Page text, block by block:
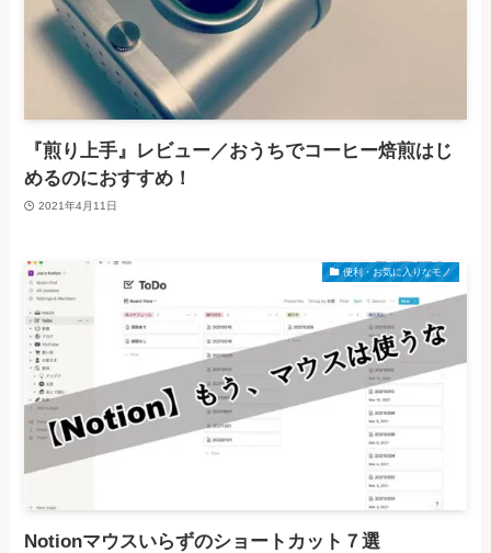
『煎り上手』レビュー／おうちでコーヒー焙煎はじ
めるのにおすすめ！
2021年4月11日
便利・お気に入りなモノ
Notionマウスいらずのショートカット７選